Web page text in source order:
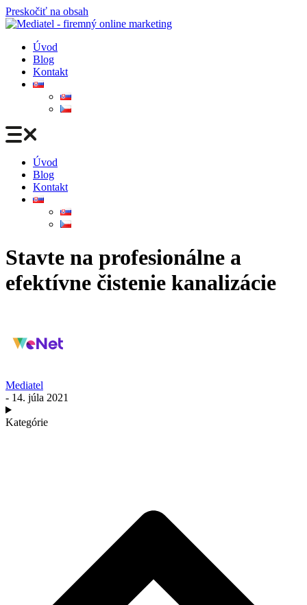
Preskočiť na obsah
Úvod
Blog
Kontakt
Úvod
Blog
Kontakt
Stavte na profesionálne a
efektívne čistenie kanalizácie
Mediatel
- 14. júla 2021
Kategórie